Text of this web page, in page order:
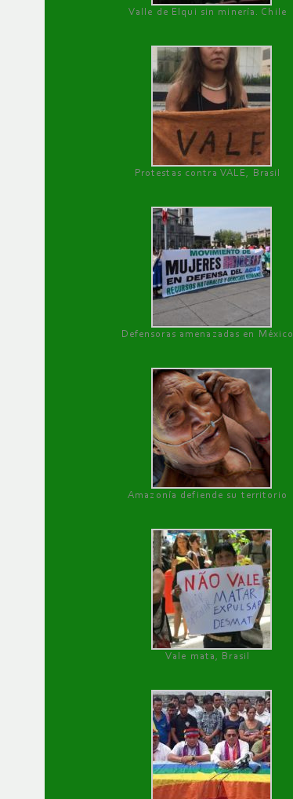
Valle de Elqui sin minería. Chile
Protestas contra VALE, Brasil
Defensoras amenazadas en México
Amazonía defiende su territorio
Vale mata, Brasil